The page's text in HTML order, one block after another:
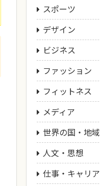
スポーツ
デザイン
ビジネス
ファッション
フィットネス
メディア
世界の国・地域
人文・思想
仕事・キャリア